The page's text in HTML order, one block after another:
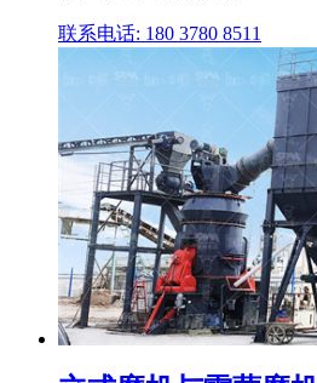
联系电话: 180 3780 8511